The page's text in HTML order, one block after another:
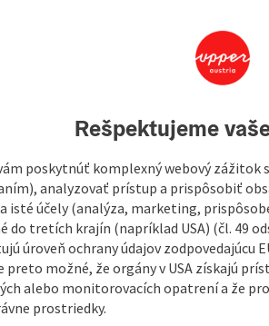
of the Braunau am Inn Water Park.
pool area of the Braunau am Inn
Rešpektujeme
poskytnúť komplexný webový zážitok
analyzovať prístup a prispôsobiť
isté účely (analýza, marketing,
do tretích krajín (napríklad USA) (čl. 49
úroveň ochrany údajov zodpovedajúcu
preto možné, že orgány v USA získajú
alebo monitorovacích opatrení a že
prostriedky.